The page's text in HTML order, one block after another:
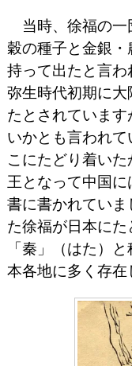
当時、徐福の一
穀の種子と金銀
持って出たと言
弥生時代初期に
たとされていま
いかとも言われ
こにたどり着い
王となって中国
書に書かれてい
た徐福が日本に
「秦」（はた）
本各地に多く存在